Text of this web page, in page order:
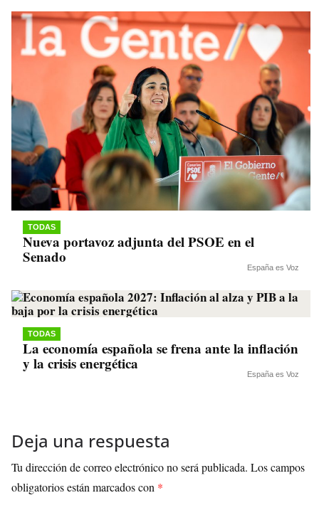
TODAS
Nueva portavoz adjunta del PSOE en el
Senado
España es Voz
TODAS
La economía española se frena ante la inflación
y la crisis energética
España es Voz
Deja una respuesta
Tu dirección de correo electrónico no será publicada. Los campos
obligatorios están marcados con *